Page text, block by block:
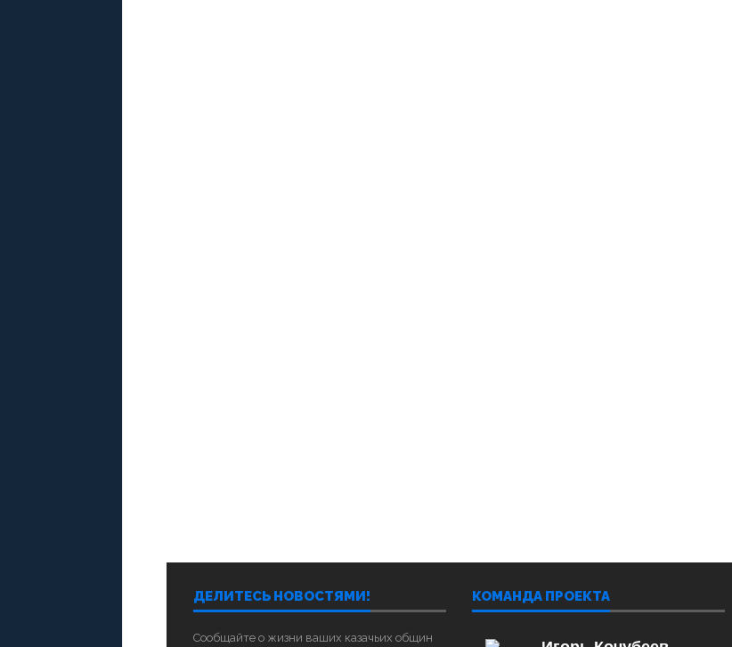
ДЕЛИТЕСЬ НОВОСТЯМИ!
Сообщайте о жизни ваших казачьих общин
КОМАНДА ПРОЕКТА